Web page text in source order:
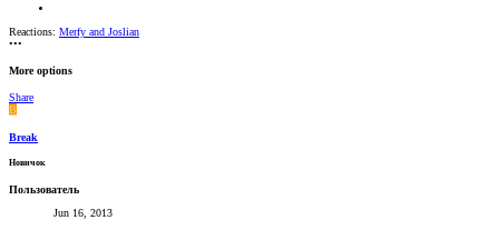
Reactions: Merfy and Joslian
•••
More options
Share
B
Break
Новичок
Пользователь
Jun 16, 2013